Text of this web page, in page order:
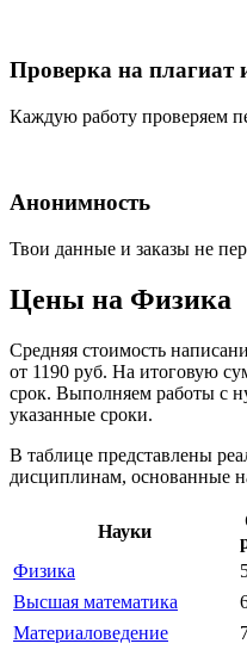
Проверка на
Каждую работу проверяем
Анонимность
Твои данные и заказы не
Цены на Физика
Средняя стоимость
от 1190 руб. На итоговую
срок. Выполняем работы с
указанные сроки.
В таблице представлены
дисциплинам, основанные
Науки
Физика
Высшая математика
Материаловедение